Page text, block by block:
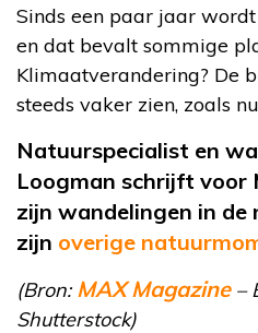
Sinds een paar jaar
en dat bevalt sommige
Klimaatverandering? De
steeds vaker zien, zoals
Natuurspecialist en
Loogman schrijft voor
zijn wandelingen in de
zijn overige
(Bron: MAX Magazine–
Shutterstock)